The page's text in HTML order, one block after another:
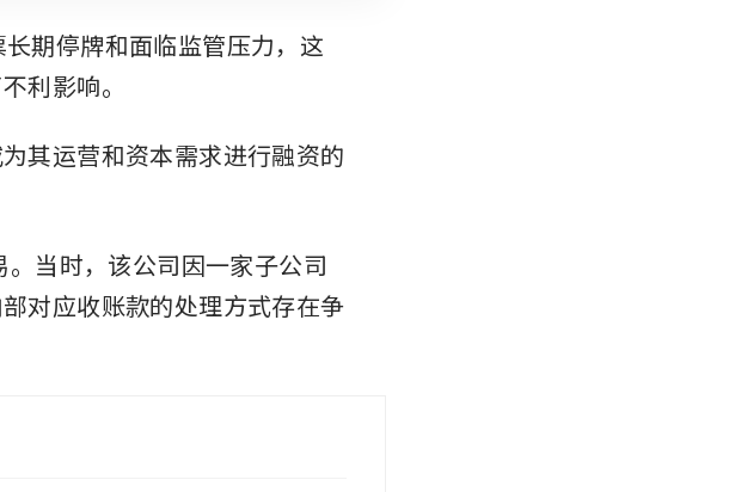
期停牌和面临监管压力，这
利影响。
其运营和资本需求进行融资的
当时，该公司因一家子公司
对应收账款的处理方式存在争